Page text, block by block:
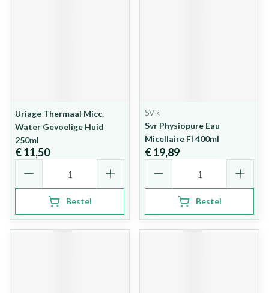
Uriage Thermaal Micc.
Water Gevoelige Huid
250ml
€ 11,50
Bestel
SVR
Svr Physiopure Eau
Micellaire Fl 400ml
€ 19,89
Bestel